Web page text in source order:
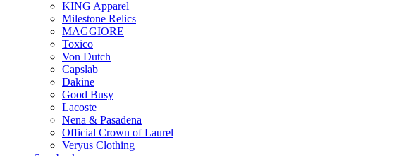
KING Apparel
Milestone Relics
MAGGIORE
Toxico
Von Dutch
Capslab
Dakine
Good Busy
Lacoste
Nena & Pasadena
Official Crown of Laurel
Veryus Clothing